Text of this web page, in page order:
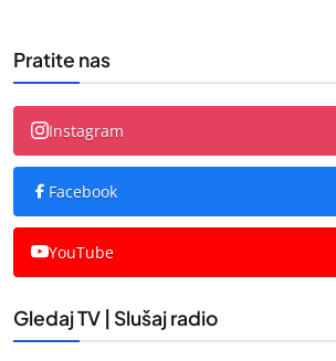
Pratite nas
Instagram
Facebook
YouTube
Gledaj TV | Slušaj radio